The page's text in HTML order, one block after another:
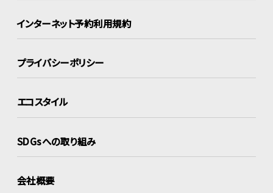
インターネット予約利用規約
プライバシーポリシー
エコスタイル
SDGsへの取り組み
会社概要